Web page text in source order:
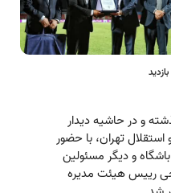
و در حاشیه دیدار
تهران، با حضور
و دیگر مسئولین
رییس هیئت مدیره